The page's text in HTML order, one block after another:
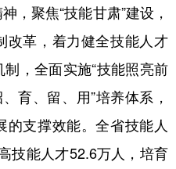
，聚焦“技能甘肃”建设，
改革，着力健全技能人才
，全面实施“技能照亮前
育、留、用”培养体系，
支撑效能。全省技能人
技能人才52.6万人，培育